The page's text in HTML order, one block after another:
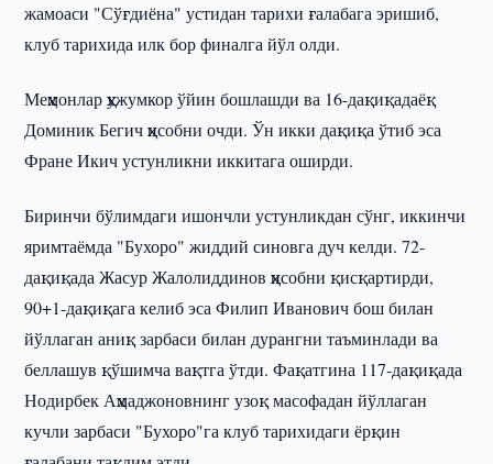
жамоаси "Сўғдиёна" устидан тарихи ғалабага эришиб,
клуб тарихида илк бор финалга йўл олди.
Меҳмонлар ҳужумкор ўйин бошлашди ва 16-дақиқадаёқ
Доминик Бегич ҳисобни очди. Ўн икки дақиқа ўтиб эса
Фране Икич устунликни иккитага оширди.
Биринчи бўлимдаги ишончли устунликдан сўнг, иккинчи
яримтаёмда "Бухоро" жиддий синовга дуч келди. 72-
дақиқада Жасур Жалолиддинов ҳисобни қисқартирди,
90+1-дақиқага келиб эса Филип Иванович бош билан
йўллаган аниқ зарбаси билан дурангни таъминлади ва
беллашув қўшимча вақтга ўтди. Фақатгина 117-дақиқада
Нодирбек Аҳмаджоновнинг узоқ масофадан йўллаган
кучли зарбаси "Бухоро"га клуб тарихидаги ёрқин